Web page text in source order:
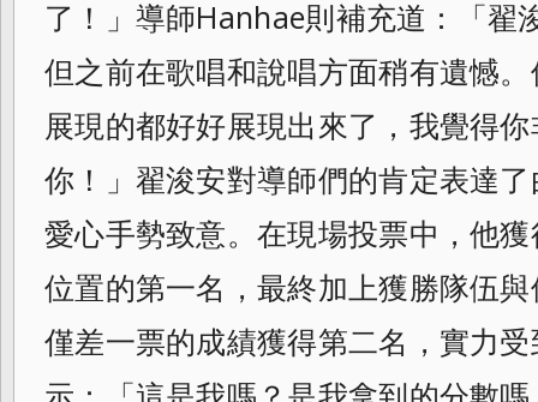
了！」導師Hanhae則補充道：「翟
但之前在歌唱和說唱方面稍有遺憾
展現的都好好展現出來了，我覺得
你！」翟浚安對導師們的肯定表達
愛心手勢致意。在現場投票中，他
位置的第一名，最終加上獲勝隊伍
僅差一票的成績獲得第二名，實力